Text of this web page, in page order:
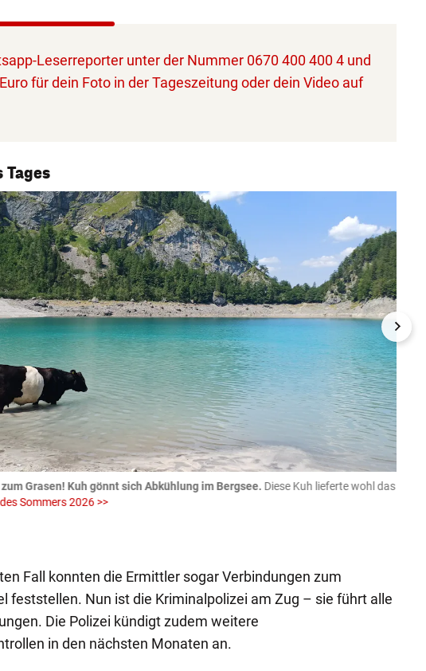
Leserreporter unter der Nummer 0670 400 400 4 und
für dein Foto in der Tageszeitung oder dein Video auf
Tages
Grasen! Kuh gönnt sich Abkühlung im Bergsee. Diese Kuh lieferte wohl das
Sommers 2026 >>
Fall konnten die Ermittler sogar Verbindungen zum
feststellen. Nun ist die Kriminalpolizei am Zug – sie führt alle
Die Polizei kündigt zudem weitere
in den nächsten Monaten an.